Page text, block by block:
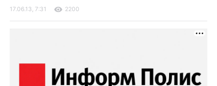
17.06.13, 7:31 2200